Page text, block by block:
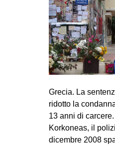
STUDENTI
SPORT
Grecia. La
ridotto la
13 anni di
Korkoneas, il
dicembre 2008